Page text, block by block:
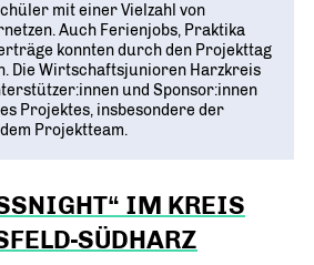
mit einer Vielzahl von
Auch Ferienjobs, Praktika
konnten durch den Projekttag
Die Wirtschaftsjunioren Harzkreis
und Sponsor:innen
Projektes, insbesondere der
Projektteam.
IM KREIS
SÜDHARZ